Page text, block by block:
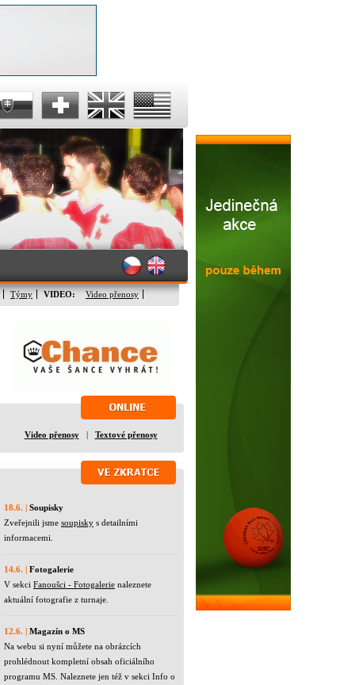
Týmy VIDEO: Video přenosy
Video přenosy| Textové přenosy
18.6. | Soupisky
Zveřejnili jsme soupisky s detailními
informacemi.
14.6. | Fotogalerie
V sekci Fanoušci - Fotogalerie naleznete
aktuální fotografie z turnaje.
12.6. | Magazín o MS
Na webu si nyní můžete na obrázcích
prohlédnout kompletní obsah oficiálního
programu MS. Naleznete jen též v sekci Info o